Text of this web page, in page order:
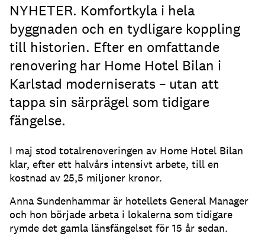
NYHETER. Komfortkyla i hela
byggnaden och en tydligare koppling
till historien. Efter en omfattande
renovering har Home Hotel Bilan i
Karlstad moderniserats – utan att
tappa sin särprägel som tidigare
fängelse.
I maj stod totalrenoveringen av Home Hotel Bilan
klar, efter ett halvårs intensivt arbete, till en
kostnad av 25,5 miljoner kronor.
Anna Sundenhammar är hotellets General Manager
och hon började arbeta i lokalerna som tidigare
rymde det gamla länsfängelset för 15 år sedan.